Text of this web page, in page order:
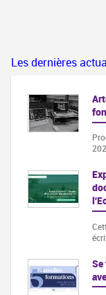
Les dernières